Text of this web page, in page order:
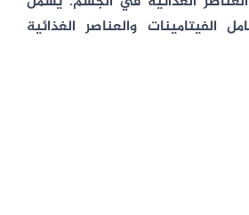
الفيتامينات والعناصر الغذائية